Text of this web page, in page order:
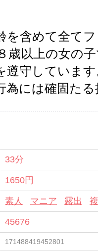
を含めて全て
歳以上の女の
遵守していま
為には確固た
33分
1650円
素人 マニア 露出
45676
171488419452801